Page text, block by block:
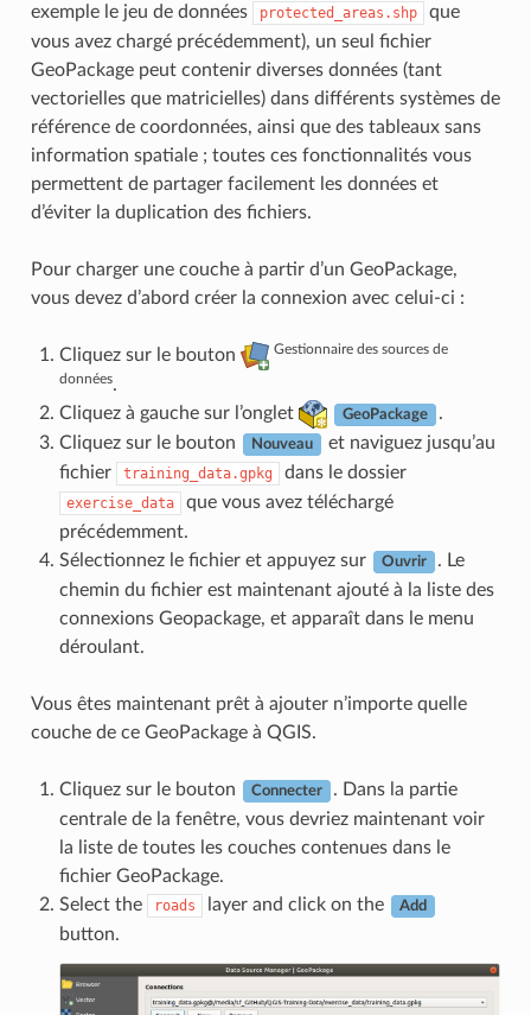
exemple le jeu de données
protected_areas.shp
que
vous avez chargé précédemment), un seul fichier
GeoPackage peut contenir diverses données (tant
vectorielles que matricielles) dans différents systèmes de
référence de coordonnées, ainsi que des tableaux sans
information spatiale ; toutes ces fonctionnalités vous
permettent de partager facilement les données et
d’éviter la duplication des fichiers.
Pour charger une couche à partir d’un GeoPackage,
vous devez d’abord créer la connexion avec celui-ci :
Cliquez sur le bouton Gestionnaire des sources de
données.
Cliquez à gauche sur l’onglet
GeoPackage
.
Cliquez sur le bouton
Nouveau
et naviguez jusqu’au
fichier
training_data.gpkg dans le dossier
exercise_data
que vous avez téléchargé
précédemment.
Sélectionnez le fichier et appuyez sur
Ouvrir
. Le
chemin du fichier est maintenant ajouté à la liste des
connexions Geopackage, et apparaît dans le menu
déroulant.
Vous êtes maintenant prêt à ajouter n’importe quelle
couche de ce GeoPackage à QGIS.
Cliquez sur le bouton Connecter
. Dans la partie
centrale de la fenêtre, vous devriez maintenant voir
la liste de toutes les couches contenues dans le
fichier GeoPackage.
Select the
roads layer and click on the Add
button.